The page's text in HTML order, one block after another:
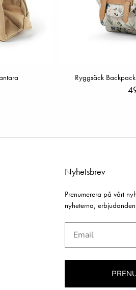
Ryggsäck
Nyhetsbrev
Prenumerera på vårt
nyheterna,